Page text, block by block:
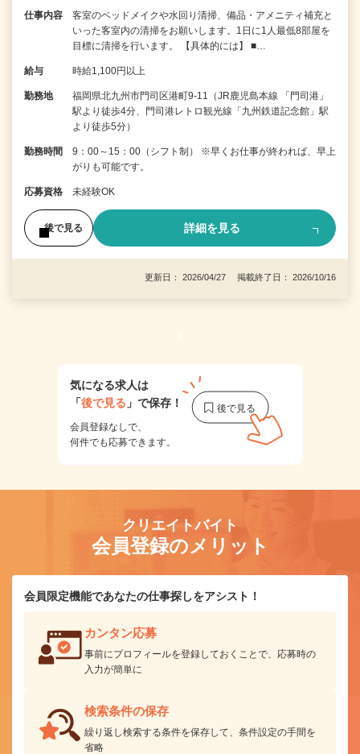
仕事内容
客室のベッドメイクや水回り清掃、備品・アメニティ補充と
いった客室内の清掃をお願いします。1日に1人最低8部屋を
目標に清掃を行います。 【具体的には】 ■…
給与 時給1,100円以上
勤務地
福岡県北九州市門司区港町9-11（JR鹿児島本線 「門司港」
駅より徒歩4分、門司港レトロ観光線「九州鉄道記念館」駅
より徒歩5分）
勤務時間
9：00～15：00（シフト制） ※早くお仕事が終われば、早上
がりも可能です。
応募資格 未経験OK
後で見る 詳細を見る
更新日： 2026/04/27 掲載終了日： 2026/10/16
1
気になる求人は
「後で見る 」で保存！
会員登録なしで、
何件でも応募できます。
クリエイトバイト
会員登録のメリット
会員限定機能であなたの仕事探しをアシスト！
カンタン応募
事前にプロフィールを登録しておくことで、応募時の
入力が簡単に
検索条件の保存
繰り返し検索する条件を保存して、条件設定の手間を
省略